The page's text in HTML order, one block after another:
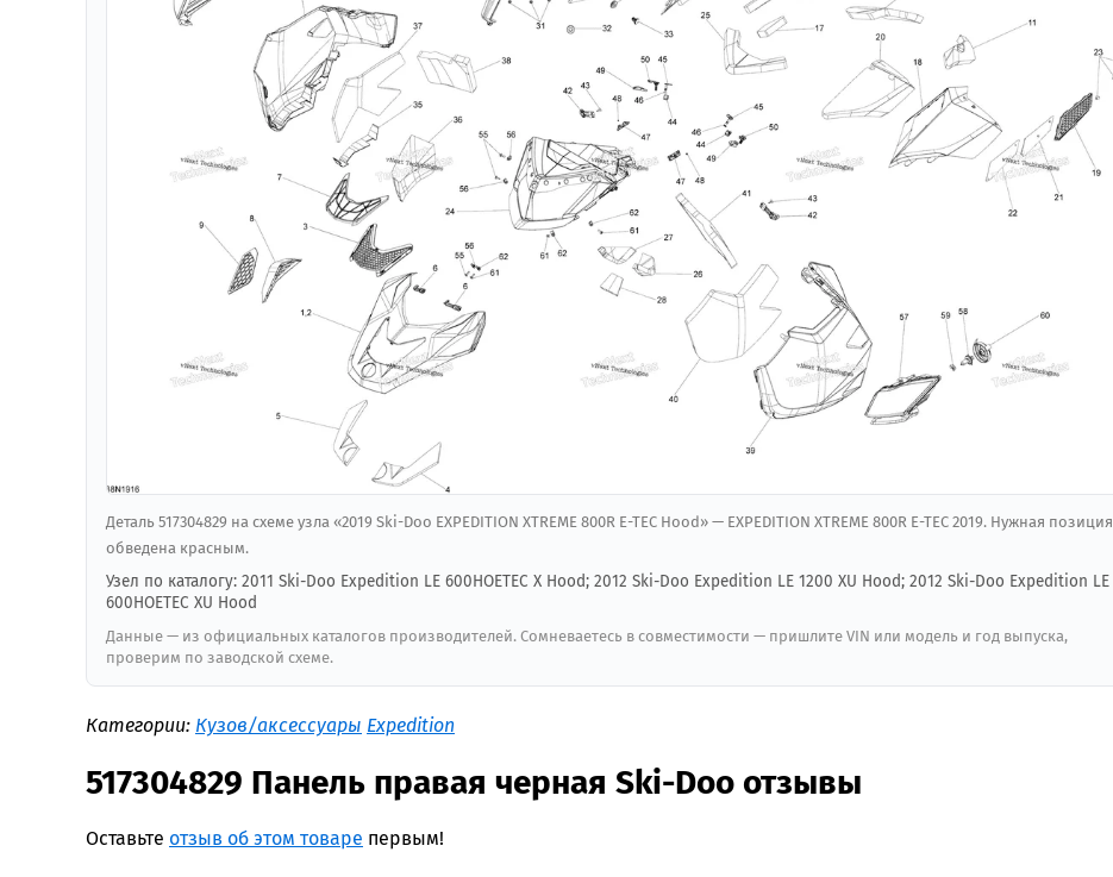
Деталь 517304829 на схеме узла «2019 Ski-Doo EXPEDITION XTREME 800R E-TEC Hood» — EXPEDITION XTREME 800R E-TEC 2019. Нужная позиция
обведена красным.
Узел по каталогу: 2011 Ski-Doo Expedition LE 600HOETEC X Hood; 2012 Ski-Doo Expedition LE 1200 XU Hood; 2012 Ski-Doo Expedition LE
600HOETEC XU Hood
Данные — из официальных каталогов производителей. Сомневаетесь в совместимости — пришлите VIN или модель и год выпуска,
проверим по заводской схеме.
Категории: Кузов/аксессуары Expedition
517304829 Панель правая черная Ski-Doo отзывы
Оставьте отзыв об этом товаре первым!